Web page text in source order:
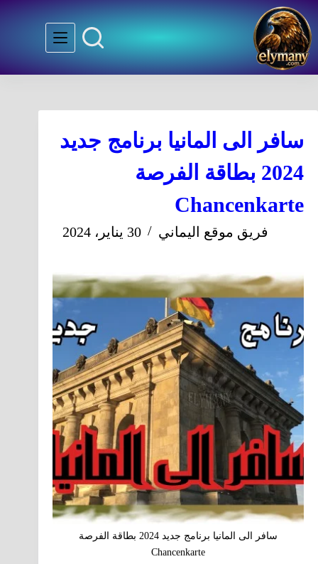
سافر الى المانيا برنامج جديد
2024 بطاقة الفرصة
Chancenkarte
فريق موقع اليماني 30 يناير، 2024
سافر الى المانيا برنامج جديد 2024 بطاقة الفرصة
Chancenkarte